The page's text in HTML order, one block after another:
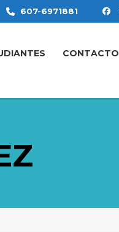
607-6971881
CONTACTO